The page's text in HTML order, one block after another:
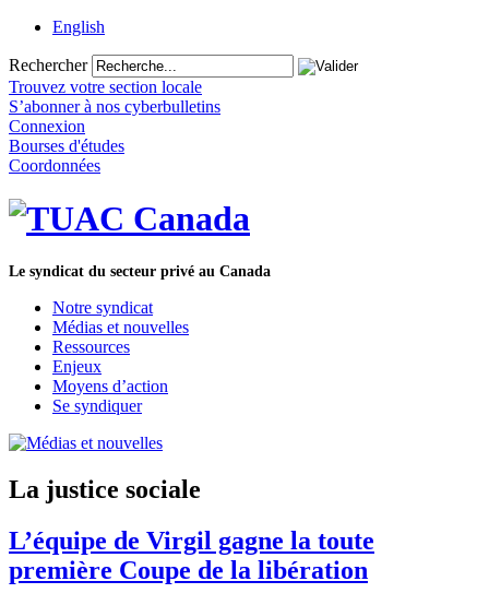
English
Rechercher
Trouvez votre section locale
S’abonner à nos cyberbulletins
Connexion
Bourses d'études
Coordonnées
Le syndicat du secteur privé au Canada
Notre syndicat
Médias et nouvelles
Ressources
Enjeux
Moyens d’action
Se syndiquer
La justice sociale
L’équipe de Virgil gagne la toute
première Coupe de la libération